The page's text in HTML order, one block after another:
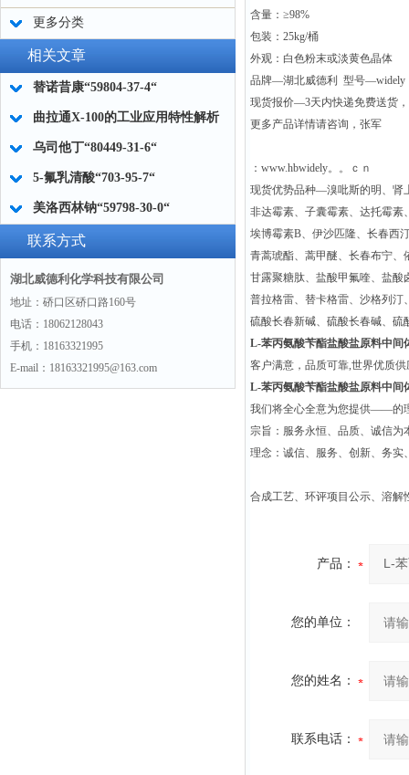
更多分类
相关文章
替诺昔康“59804-37-4“
曲拉通X-100的工业应用特性解析
乌司他丁“80449-31-6“
5-氟乳清酸“703-95-7“
美洛西林钠“59798-30-0“
联系方式
湖北威德利化学科技有限公司
地址：硚口区硚口路160号
电话：18062128043
手机：18163321995
E-mail：18163321995@163.com
含量：≥98%
包装：25kg/桶
外观：白色粉末或淡黄色晶体
品牌—湖北威德利 型号—widely
现货报价—3天内快递免费送货
更多产品详情请咨询，张军
：www.hbwidely。。ｃｎ
现货优势品种—溴吡斯的明、肾
非达霉素、子囊霉素、达托霉素
埃博霉素B、伊沙匹隆、长春西
青蒿琥酯、蒿甲醚、长春布宁
甘露聚糖肽、盐酸甲氟喹、盐酸
普拉格雷、替卡格雷、沙格列汀
硫酸长春新碱、硫酸长春碱、硫
L-苯丙氨酸苄酯盐酸盐原料中间
客户满意，品质可靠,世界优质
L-苯丙氨酸苄酯盐酸盐原料中间
我们将全心全意为您提供——的
宗旨：服务永恒、品质、诚信
理念：诚信、服务、创新、务实
合成工艺、环评项目公示、溶解
产品：
您的单位：
您的姓名：
联系电话：